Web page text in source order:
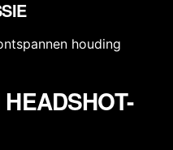
houding